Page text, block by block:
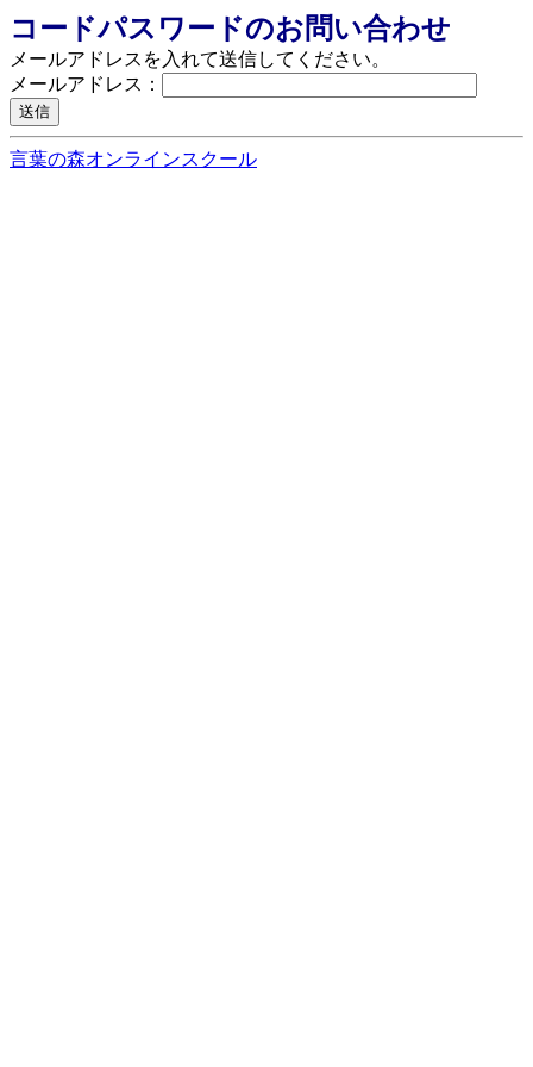
コードパスワードのお問い合わせ
メールアドレスを入れて送信してください。
メールアドレス：
言葉の森オンラインスクール